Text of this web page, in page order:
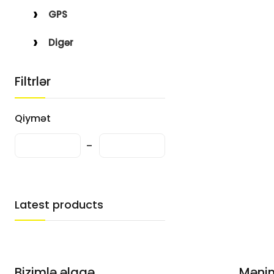
GPS
Digər
Filtrlər
Qiymət
Latest products